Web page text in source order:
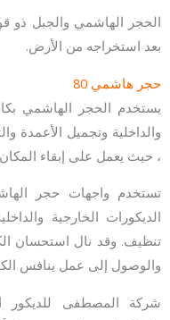
الحجر الهاشمي والجبل ذو
بعد استخراجه من الأرض.
حجر هاشمي 80
يستخدم الحجر الهاشمي
والداخلية وتجميل الأعمدة
، حيث يعمل على إبقاء
الديكورات الخارجية
تنظيف. وقد نال استحسان
والوصول إلى عمل ينافس
شركة المصطفى للديكور